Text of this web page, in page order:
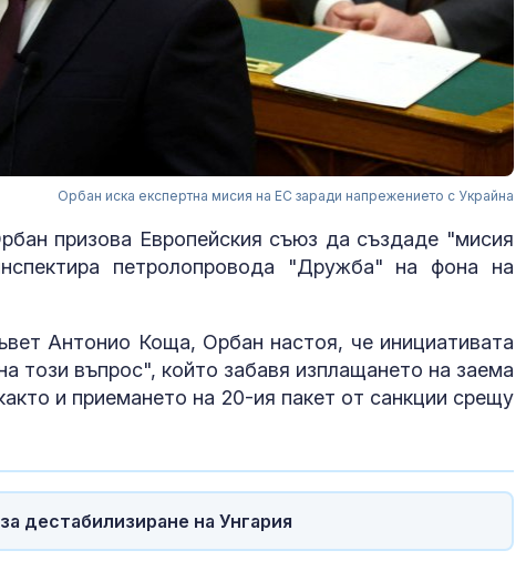
Орбан иска експертна мисия на ЕС заради напрежението с Украйна
призова Европейския съюз да създаде "мисия
петролопровода "Дружба" на фона на
Антонио Коща, Орбан настоя, че инициативата
този въпрос", който забавя изплащането на заема
и приемането на 20-ия пакет от санкции срещу
дестабилизиране на Унгария
Еспадрилите превзеха